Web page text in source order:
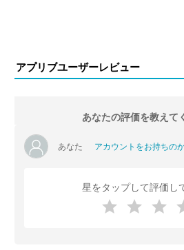
アプリブユーザーレビュー
あなたの評価を教えて
あなた アカウントをお持ちの
星をタップして評価し